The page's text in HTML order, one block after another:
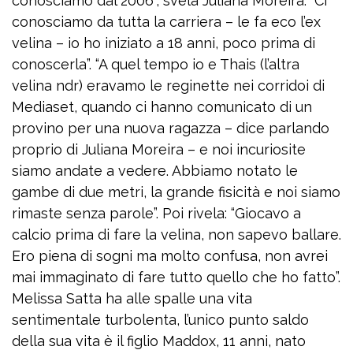
conosciamo da tutta la carriera – le fa eco l’ex
velina – io ho iniziato a 18 anni, poco prima di
conoscerla”. “A quel tempo io e Thais (l’altra
velina ndr) eravamo le reginette nei corridoi di
Mediaset, quando ci hanno comunicato di un
provino per una nuova ragazza – dice parlando
proprio di Juliana Moreira – e noi incuriosite
siamo andate a vedere. Abbiamo notato le
gambe di due metri, la grande fisicità e noi siamo
rimaste senza parole”. Poi rivela: “Giocavo a
calcio prima di fare la velina, non sapevo ballare.
Ero piena di sogni ma molto confusa, non avrei
mai immaginato di fare tutto quello che ho fatto”.
Melissa Satta ha alle spalle una vita
sentimentale turbolenta, l’unico punto saldo
della sua vita è il figlio Maddox, 11 anni, nato